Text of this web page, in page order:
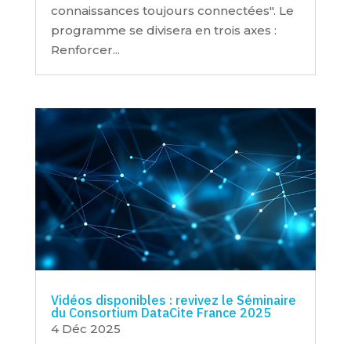
connaissances toujours connectées". Le
programme se divisera en trois axes :
Renforcer...
Vidéos disponibles : revivez le Séminaire
du Consortium DataCite France 2025
4 Déc 2025